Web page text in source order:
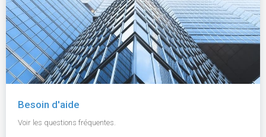
Besoin d'aide
Voir les questions fréquentes.